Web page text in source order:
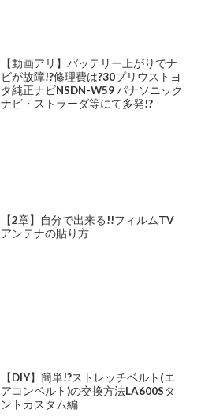
【動画アリ】バッテリー上がりでナ
ビが故障!?修理費は?30プリウストヨ
タ純正ナビNSDN-W59 パナソニック
ナビ・ストラーダ等にて多発!?
【2章】自分で出来る!!フィルムTV
アンテナの貼り方
【DIY】簡単!?ストレッチベルト(エ
アコンベルト)の交換方法LA600Sタ
ントカスタム編